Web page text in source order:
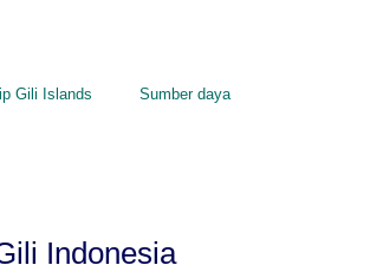
Gili Islands Sumber daya
Indonesia